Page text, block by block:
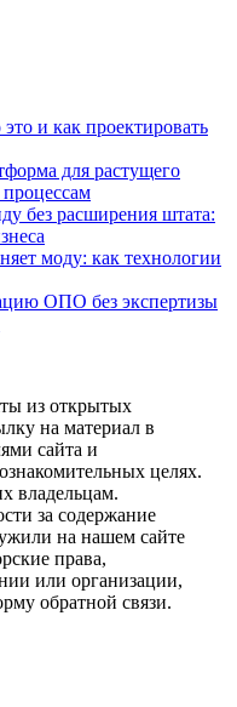
и как проектировать
для растущего
без расширения штата:
моду: как технологии
ОПО без экспертизы
из открытых
на материал в
сайта и
целях.
владельцам.
за содержание
на нашем сайте
права,
или организации,
обратной связи.